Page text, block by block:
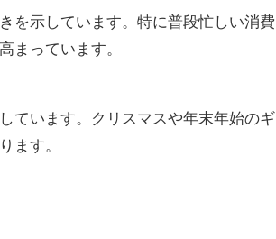
を示しています。特に普段忙しい消費
まっています。
ています。クリスマスや年末年始のギ
ます。